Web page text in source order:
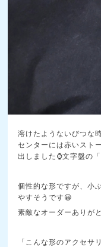
溶けたようないびつな
センターには赤いスト
出しました⌚文字盤の
個性的な形ですが、小
やすそうです😀
素敵なオーダーありが
「こんな形のアクセサ